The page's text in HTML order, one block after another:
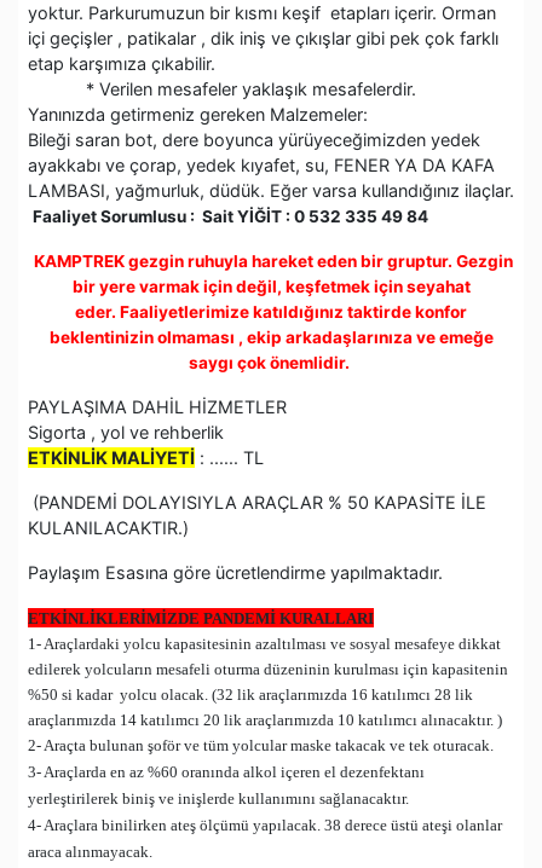
yoktur. Parkurumuzun bir kısmı keşif etapları içerir. Orman
içi geçişler , patikalar , dik iniş ve çıkışlar gibi pek çok farklı
etap karşımıza çıkabilir.
* Verilen mesafeler yaklaşık mesafelerdir.
Yanınızda getirmeniz gereken Malzemeler:
Bileği saran bot, dere boyunca yürüyeceğimizden yedek
ayakkabı ve çorap, yedek kıyafet, su, FENER YA DA KAFA
LAMBASI, yağmurluk, düdük. Eğer varsa kullandığınız ilaçlar.
Faaliyet Sorumlusu : Sait YİĞİT : 0 532 335 49 84
KAMPTREK gezgin ruhuyla hareket eden bir gruptur. Gezgin
bir yere varmak için değil, keşfetmek için seyahat
eder. Faaliyetlerimize katıldığınız taktirde konfor
beklentinizin olmaması , ekip arkadaşlarınıza ve emeğe
saygı çok önemlidir.
PAYLAŞIMA DAHİL HİZMETLER
Sigorta , yol ve rehberlik
ETKİNLİK MALİYETİ : ...... TL
(PANDEMİ DOLAYISIYLA ARAÇLAR % 50 KAPASİTE İLE
KULANILACAKTIR.)
Paylaşım Esasına göre ücretlendirme yapılmaktadır.
ETKİNLİKLERİMİZDE PANDEMİ KURALLARI
1- Araçlardaki yolcu kapasitesinin azaltılması ve sosyal mesafeye dikkat
edilerek yolcuların mesafeli oturma düzeninin kurulması için kapasitenin
%50 si kadar yolcu olacak. (32 lik araçlarımızda 16 katılımcı 28 lik
araçlarımızda 14 katılımcı 20 lik araçlarımızda 10 katılımcı alınacaktır. )
2- Araçta bulunan şoför ve tüm yolcular maske takacak ve tek oturacak.
3- Araçlarda en az %60 oranında alkol içeren el dezenfektanı
yerleştirilerek biniş ve inişlerde kullanımını sağlanacaktır.
4- Araçlara binilirken ateş ölçümü yapılacak. 38 derece üstü ateşi olanlar
araca alınmayacak.